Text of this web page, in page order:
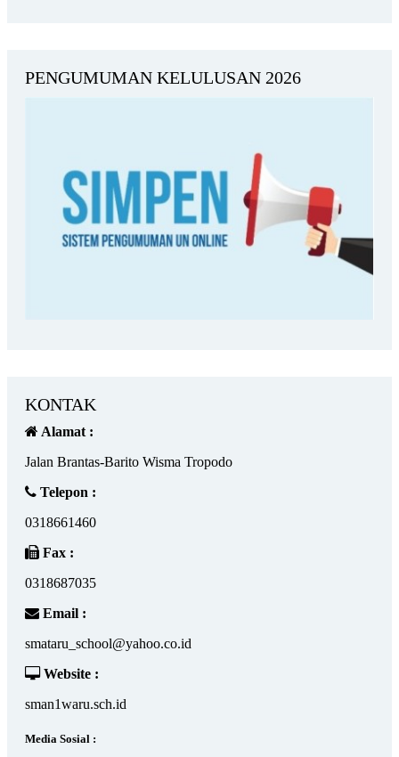
PENGUMUMAN KELULUSAN 2026
KONTAK
Alamat :
Jalan Brantas-Barito Wisma Tropodo
Telepon :
0318661460
Fax :
0318687035
Email :
smataru_school@yahoo.co.id
Website :
sman1waru.sch.id
Media Sosial :